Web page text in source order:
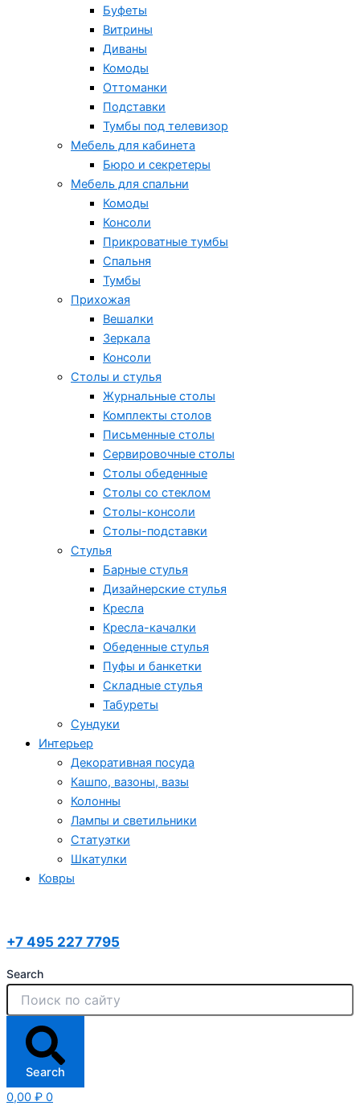
Буфеты
Витрины
Диваны
Комоды
Оттоманки
Подставки
Тумбы под телевизор
Мебель для кабинета
Бюро и секретеры
Мебель для спальни
Комоды
Консоли
Прикроватные тумбы
Спальня
Тумбы
Прихожая
Вешалки
Зеркала
Консоли
Столы и стулья
Журнальные столы
Комплекты столов
Письменные столы
Сервировочные столы
Столы обеденные
Столы со стеклом
Столы-консоли
Столы-подставки
Стулья
Барные стулья
Дизайнерские стулья
Кресла
Кресла-качалки
Обеденные стулья
Пуфы и банкетки
Складные стулья
Табуреты
Сундуки
Интерьер
Декоративная посуда
Кашпо, вазоны, вазы
Колонны
Лампы и светильники
Статуэтки
Шкатулки
Ковры
+7 495 227 7795
Search
Search
0,00 ₽ 0